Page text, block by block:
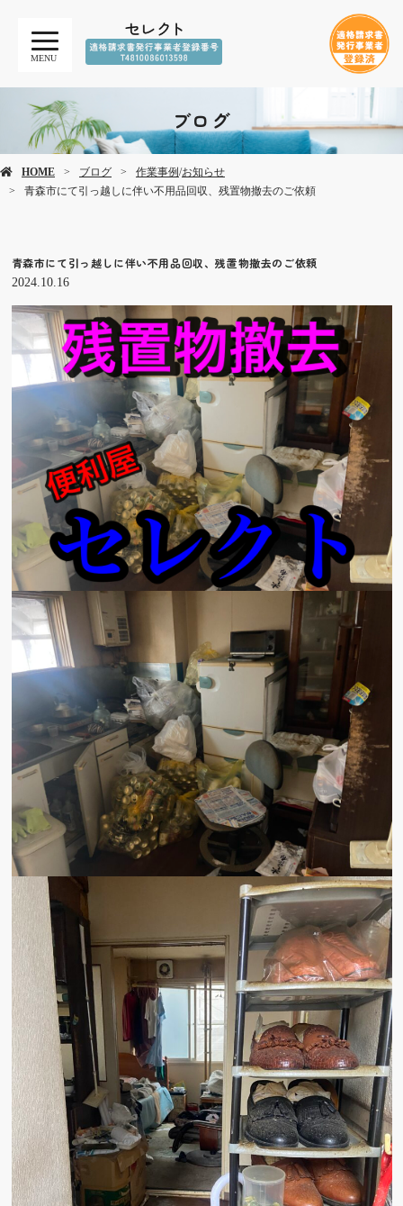
MENU
ブログ
HOME ブログ 作業事例/お知らせ
青森市にて引っ越しに伴い不用品回収、残置物撤去のご依頼
青森市にて引っ越しに伴い不用品回収、残置物撤去のご依頼
2024.10.16